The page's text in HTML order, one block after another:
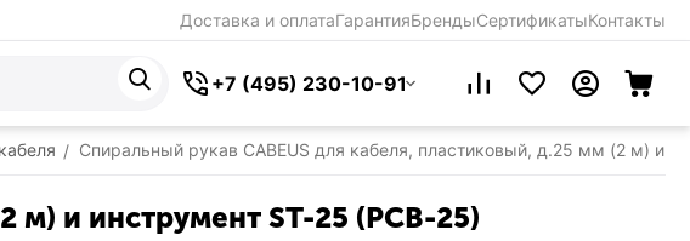
Доставка и оплатаГарантияБрендыСертификатыКонтакты
+7 (495) 230-10-91
/ Спиральный рукав CABEUS для кабеля, пластиковый, д.25 мм (2 м) и
м) и инструмент ST-25 (PCB-25)